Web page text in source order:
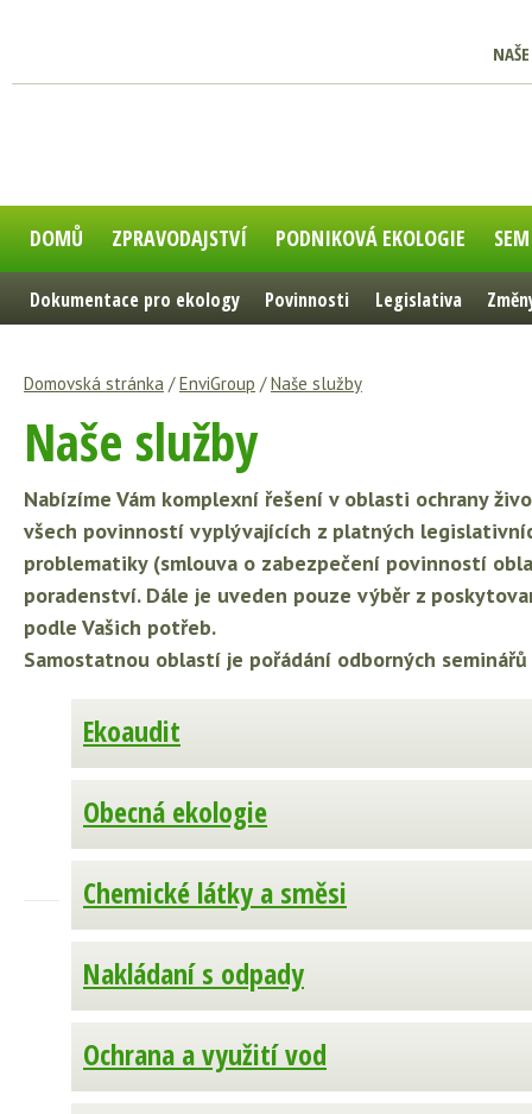
DOMŮ ZPRAVODAJSTVÍ PODNIKOVÁ EKOLOGIE
Dokumentace pro ekology Povinnosti Legislativa
Domovská stránka /EnviGroup /Naše služby
Naše služby
Nabízíme Vám komplexní řešení v oblasti ochrany
všech povinností vyplývajících z platných
problematiky (smlouva o zabezpečení povinností
poradenství. Dále je uveden pouze výběr z
podle Vašich potřeb.
Samostatnou oblastí je pořádání odborných
Ekoaudit
Obecná ekologie
Chemické látky a směsi
Nakládaní s odpady
Ochrana a využití vod